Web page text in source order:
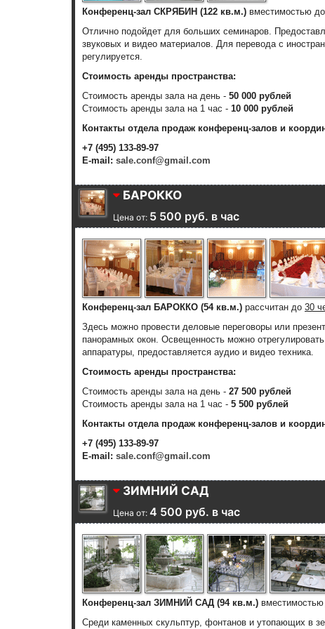
Конференц-зал СКРЯБИН (122 кв.м.) вместимостью до
Отлично подойдет для больших семинаров.
звуковых и видео материалов. Для перевода с
регулируется.
Стоимость аренды пространства:
Стоимость аренды зала на день - 50 000 рублей
Стоимость аренды зала на 1 час - 10 000 рублей
Контакты отдела продаж конференц-залов и
+7 (495) 133-89-97
E-mail: sale.conf@gmail.com
БАРОККО
Цена от: 5 500 руб. в час
Конференц-зал БАРОККО (54 кв.м.) рассчитан до 30
Здесь можно провести деловые переговоры или
панорамных окон. Освещенность можно
аппаратуры, предоставляется аудио и видео техника.
Стоимость аренды пространства:
Стоимость аренды зала на день - 27 500 рублей
Стоимость аренды зала на 1 час - 5 500 рублей
Контакты отдела продаж конференц-залов и
+7 (495) 133-89-97
E-mail: sale.conf@gmail.com
ЗИМНИЙ САД
Цена от: 4 500 руб. в час
Конференц-зал ЗИМНИЙ САД (94 кв.м.)
Среди каменных скульптур, фонтанов и утопающих в